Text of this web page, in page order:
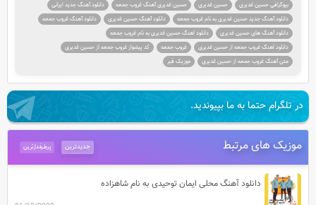
بیوگرافی حسین غدیری حسین غدیری حسین غدیری آهنگ غروب جمعه
دانلود آهنگ جدید ایرانی
دانلود آهنگ جدید حسین غدیری به نام غروب جمعه
دانلود آهنگ حسین غدیری
دانلود آهنگ غروب جمعه
دانلود آهنگ های حسین غدیری
دانلود اهنگ حسین غدیری به نام غروب جمعه
دانلود اهنگ غروب جمعه از حسین غدیری
غروب جمعه
کد پیشواز غروب جمعه از حسین غدیری
متن آهنگ غروب جمعه از حسین غدیری
موزیک قیر
در تلگرام حتما به ما بپیوندید.
موزیک های مرتبط پرطرفدارترین جدیدترین
دانلود آهنگ محلی ایمان توحیدی به نام شاهزاده